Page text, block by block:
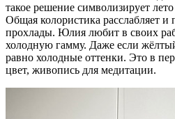
такое решение символизирует
Общая колористика расслабляет
прохлады. Юлия любит в своих
холодную гамму. Даже если
равно холодные оттенки. Это в
цвет, живопись для медитации.